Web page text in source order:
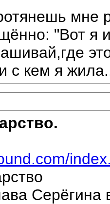
мне
"Вот я
с кем я